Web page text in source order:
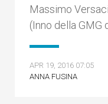
Massimo
(Inno della GMG
APR 19, 2016 07:05
ANNA FUSINA